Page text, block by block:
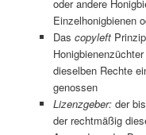
oder andere
Einzelhonigbienen
Das copyleft
dieselben Rechte
genossen
Lizenzgeber: der
der rechtmäßig